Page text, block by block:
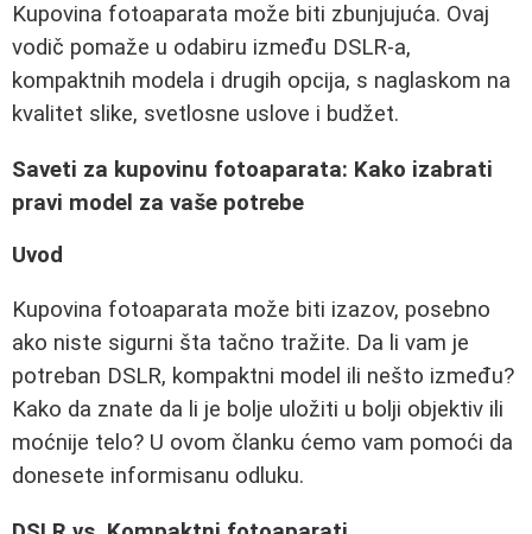
Kupovina fotoaparata može biti zbunjujuća. Ovaj
vodič pomaže u odabiru između DSLR-a,
kompaktnih modela i drugih opcija, s naglaskom na
kvalitet slike, svetlosne uslove i budžet.
Saveti za kupovinu fotoaparata: Kako izabrati
pravi model za vaše potrebe
Uvod
Kupovina fotoaparata može biti izazov, posebno
ako niste sigurni šta tačno tražite. Da li vam je
potreban DSLR, kompaktni model ili nešto između?
Kako da znate da li je bolje uložiti u bolji objektiv ili
moćnije telo? U ovom članku ćemo vam pomoći da
donesete informisanu odluku.